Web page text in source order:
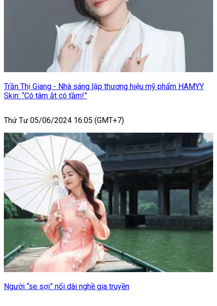
Trần Thị Giang - Nhà sáng lập thương hiệu mỹ phẩm HAMYY
Skin: “Có tâm ắt có tầm!”
Thứ Tư 05/06/2024 16:05 (GMT+7)
Người “se sợi” nối dài nghề gia truyền